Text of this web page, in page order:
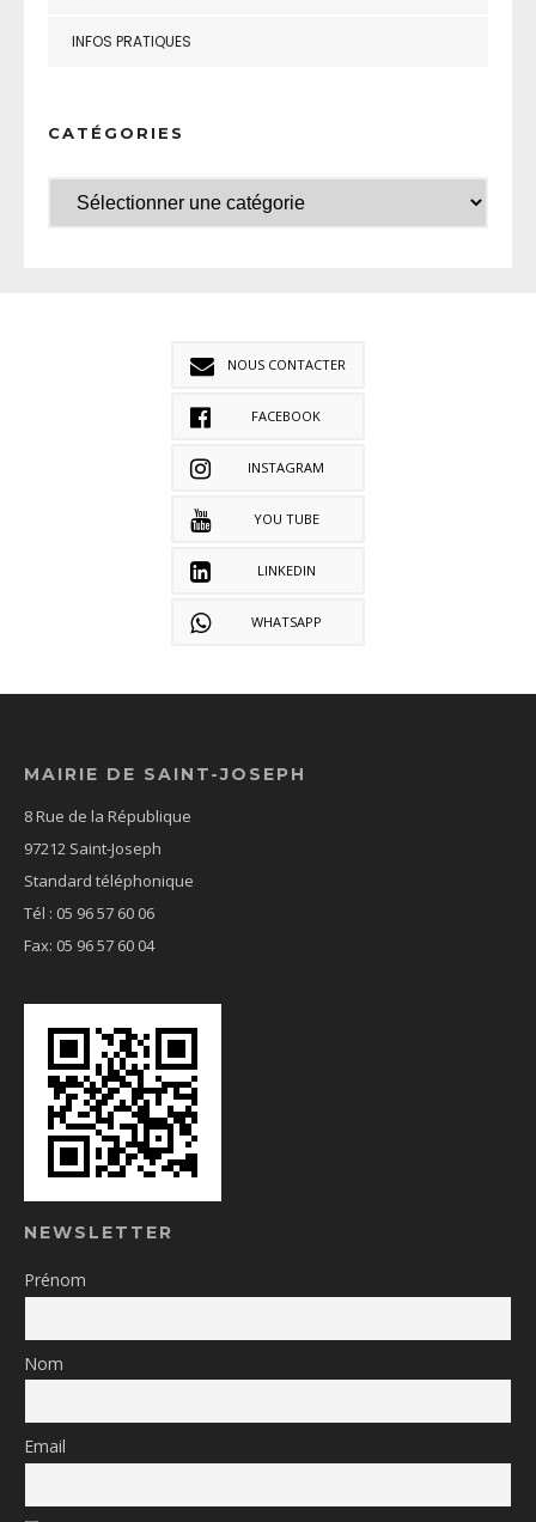
INFOS PRATIQUES
CATÉGORIES
NOUS CONTACTER
FACEBOOK
INSTAGRAM
YOU TUBE
LINKEDIN
WHATSAPP
MAIRIE DE SAINT-JOSEPH
8 Rue de la République
97212 Saint-Joseph
Standard téléphonique
Tél : 05 96 57 60 06
Fax: 05 96 57 60 04
NEWSLETTER
Prénom
Nom
Email